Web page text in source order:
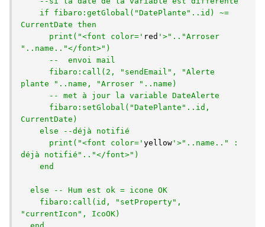
CurrentDate then
      print("<font color='
red '>".."Arroser
"..name.."</font>")
plante "..name, "Arroser "..name)
CurrentDate)
      print("<font color='
yellow '>"..name.." :
déjà notifié".."</font>")
"currentIcon", IcoOK)